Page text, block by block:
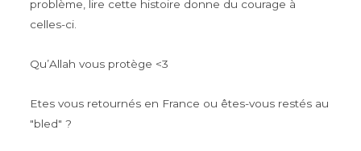
problème, lire cette histoire donne du courage à
celles-ci.
Qu’Allah vous protège <3
Etes vous retournés en France ou êtes-vous restés au
"bled" ?